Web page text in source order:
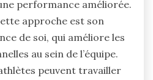
performance améliorée.
approche est son
de soi, qui améliore les
au sein de l’équipe.
peuvent travailler